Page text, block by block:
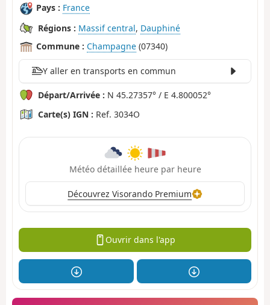
Pays : France
Régions : Massif central, Dauphiné
Commune : Champagne (07340)
Y aller en transports en commun
Départ/Arrivée : N 45.27357° / E 4.800052°
Carte(s) IGN : Ref. 3034O
Météo détaillée heure par heure
Découvrez Visorando Premium
Ouvrir dans l'app